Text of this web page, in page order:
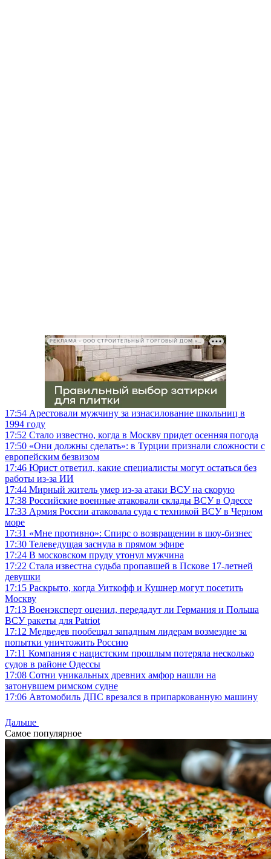
РЕКЛАМА • ООО СТРОИТЕЛЬНЫЙ ТОРГОВЫЙ ДОМ «ПЕТРОВИЧ», ИНН 7802348846
17:54 Арестовали мужчину за изнасилование школьниц в
1994 году
17:52 Стало известно, когда в Москву придет осенняя погода
17:50 «Они должны сделать»: в Турции признали сложности с
европейским безвизом
17:46 Юрист ответил, какие специалисты могут остаться без
работы из-за ИИ
17:44 Мирный житель умер из-за атаки ВСУ на скорую
17:38 Российские военные атаковали склады ВСУ в Одессе
17:33 Армия России атаковала суда с техникой ВСУ в Черном
море
17:31 «Мне противно»: Спирс о возвращении в шоу-бизнес
17:30 Телеведущая заснула в прямом эфире
17:24 В московском пруду утонул мужчина
17:22 Стала известна судьба пропавшей в Пскове 17-летней
девушки
17:15 Раскрыто, когда Уиткофф и Кушнер могут посетить
Москву
17:13 Военэксперт оценил, передадут ли Германия и Польша
ВСУ ракеты для Patriot
17:12 Медведев пообещал западным лидерам возмездие за
попытки уничтожить Россию
17:11 Компания с нацистским прошлым потеряла несколько
судов в районе Одессы
17:08 Сотни уникальных древних амфор нашли на
затонувшем римском судне
17:06 Автомобиль ДПС врезался в припаркованную машину
Дальше
Самое популярное